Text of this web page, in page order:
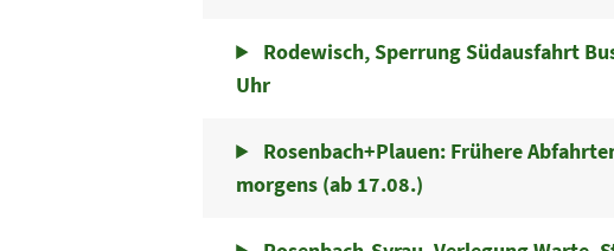
Rodewisch, Sperrung Südausfahrt
Uhr
Rosenbach+Plauen: Frühere
morgens (ab 17.08.)